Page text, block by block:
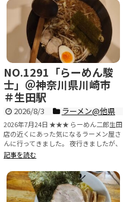
NO.1291「らーめん駿
士」＠神奈川県川崎市
＃生田駅
2026/8/3 ラーメン@他県
2026年7月24日 ★★★ らーめん二郎生田
店の近くにあった気になるラーメン屋さ
んに行ってきました。 夜行きましたが、
外の雰...
記事を読む